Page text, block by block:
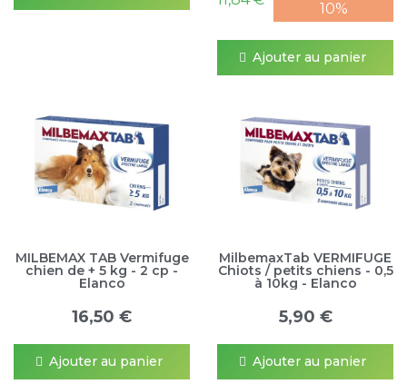
10%
Ajouter au panier
MILBEMAX TAB Vermifuge
chien de + 5 kg - 2 cp -
Elanco
16,50 €
Ajouter au panier
MilbemaxTab VERMIFUGE
Chiots / petits chiens - 0,5
à 10kg - Elanco
5,90 €
Ajouter au panier